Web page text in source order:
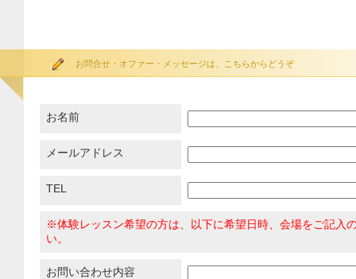
お問合せ・オファー・メッセージは、こちらからどうぞ
お名前
メールアドレス
TEL
※体験レッスン希望の方は、以下に希望日時、会場をご記入
い。
お問い合わせ内容